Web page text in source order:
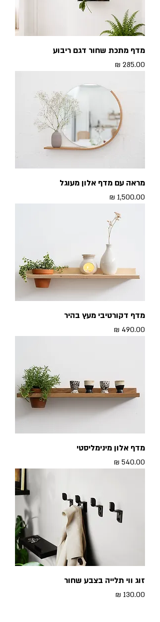
מדף מתכת שחור דגם ריבוע
מחיר
מראה עם מדף אלון מעוגל
מחיר
מדף דקורטיבי מעץ בהיר
מחיר
מדף אלון מינימליסטי
מחיר
זוג ווי תלייה בצבע שחור
מחיר